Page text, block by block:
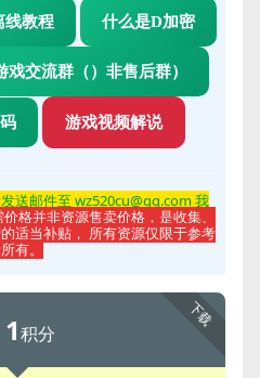
线教程 什么是D加密
戏交流群（）非售后群）
游戏视频解说
送邮件至 wz520cu@qq.com 我
价格并非资源售卖价格，是收集、
适当补贴， 所有资源仅限于参考
有。
下载
1积分